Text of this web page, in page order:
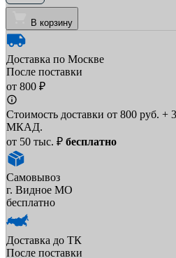
В корзину
Доставка по Москве
После поставки
от 800 ₽
Стоимость доставки от 800 руб. +
МКАД.
от 50 тыс. ₽ бесплатно
Самовывоз
г. Видное МО
бесплатно
Доставка до ТК
После поставки